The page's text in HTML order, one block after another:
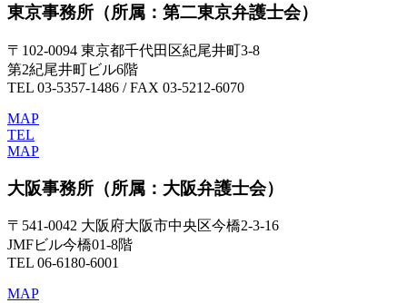
東京事務所 （所属：第二東京弁護士会）
〒102-0094 東京都千代田区紀尾井町3-8
第2紀尾井町ビル6階
TEL 03-5357-1486 / FAX 03-5212-6070
MAP
TEL
MAP
大阪事務所 （所属：大阪弁護士会）
〒541-0042 大阪府大阪市中央区今橋2-3-16
JMFビル今橋01-8階
TEL 06-6180-6001
MAP